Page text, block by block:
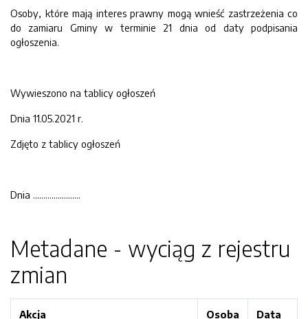
Osoby, które mają interes prawny mogą wnieść zastrzeżenia co
do zamiaru Gminy w terminie 21 dnia od daty podpisania
ogłoszenia.
Wywieszono na tablicy ogłoszeń
Dnia 11.05.2021 r.
Zdjęto z tablicy ogłoszeń
Dnia …………………..
Metadane - wyciąg z rejestru
zmian
Akcja Osoba Data